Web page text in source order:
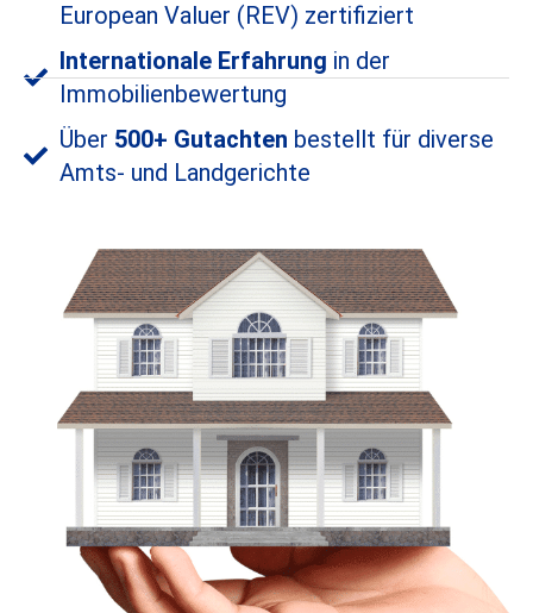
European Valuer (REV) zertifiziert
Internationale Erfahrung in der
Immobilienbewertung
Über 500+ Gutachten bestellt für diverse
Amts- und Landgerichte